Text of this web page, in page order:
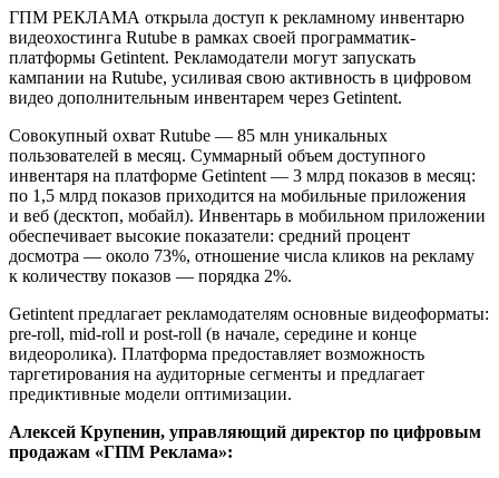
ГПМ РЕКЛАМА открыла доступ к рекламному инвентарю
видеохостинга Rutube в рамках своей программатик-
платформы Getintent. Рекламодатели могут запускать
кампании на Rutube, усиливая свою активность в цифровом
видео дополнительным инвентарем через Getintent.
Совокупный охват Rutube — 85 млн уникальных
пользователей в месяц. Суммарный объем доступного
инвентаря на платформе Getintent — 3 млрд показов в месяц:
по 1,5 млрд показов приходится на мобильные приложения
и веб (десктоп, мобайл). Инвентарь в мобильном приложении
обеспечивает высокие показатели: средний процент
досмотра — около 73%, отношение числа кликов на рекламу
к количеству показов — порядка 2%.
Getintent предлагает рекламодателям основные видеоформаты:
pre-roll, mid-roll и post-roll (в начале, середине и конце
видеоролика). Платформа предоставляет возможность
таргетирования на аудиторные сегменты и предлагает
предиктивные модели оптимизации.
Алексей Крупенин, управляющий директор по цифровым
продажам «ГПМ Реклама»: